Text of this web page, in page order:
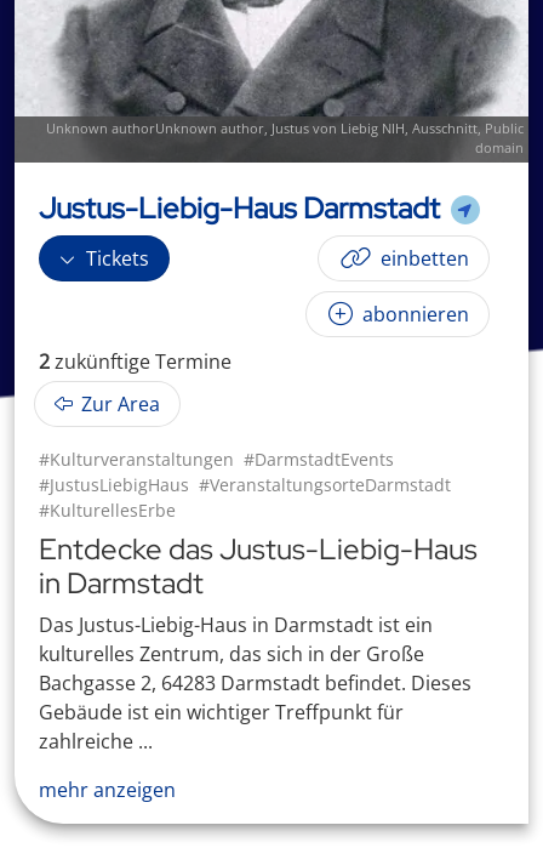
Unknown authorUnknown author, Justus von Liebig NIH, Ausschnitt, Public
domain
Justus-Liebig-Haus Darmstadt
Tickets einbetten
abonnieren
2zukünftigeTermine
Zur Area
#Kulturveranstaltungen #DarmstadtEvents
#JustusLiebigHaus #VeranstaltungsorteDarmstadt
#KulturellesErbe
Entdecke das Justus-Liebig-Haus
in Darmstadt
Das Justus-Liebig-Haus in Darmstadt ist ein
kulturelles Zentrum, das sich in der Große
Bachgasse 2, 64283 Darmstadt befindet. Dieses
Gebäude ist ein wichtiger Treffpunkt für
zahlreiche ...
mehr anzeigen